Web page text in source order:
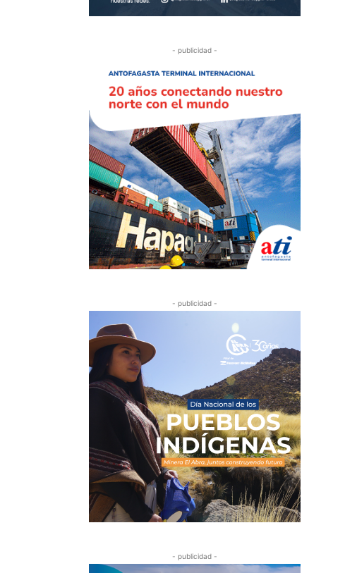
- publicidad -
- publicidad -
- publicidad -